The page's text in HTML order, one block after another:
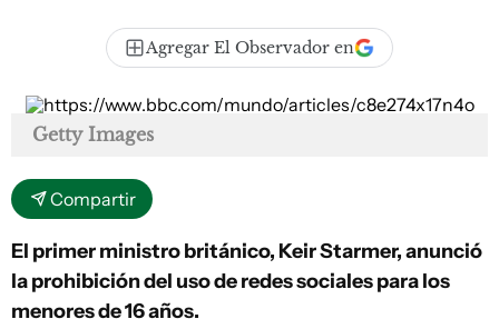
Agregar El Observador en
Getty Images
Compartir
El primer ministro británico, Keir Starmer, anunció
la prohibición del uso de redes sociales para los
menores de 16 años.